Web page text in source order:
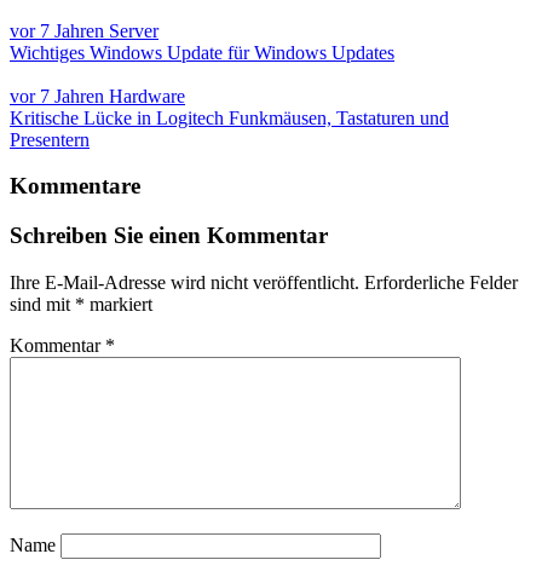
vor 7 Jahren Server
Wichtiges Windows Update für Windows Updates
vor 7 Jahren Hardware
Kritische Lücke in Logitech Funkmäusen, Tastaturen und
Presentern
Kommentare
Schreiben Sie einen Kommentar
Ihre E-Mail-Adresse wird nicht veröffentlicht. Erforderliche Felder
sind mit * markiert
Kommentar *
Name